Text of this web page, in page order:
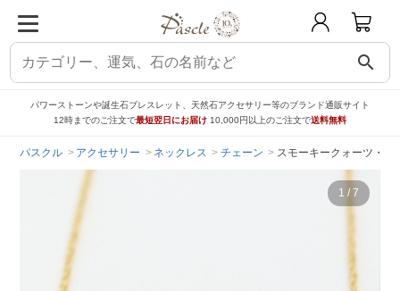
search
パワーストーンや誕生石ブレスレット、天然石アクセサリー等のブランド通販サイト
12時までのご注文で最短翌日にお届け 10,000円以上のご注文で送料無料
パスクル アクセサリー ネックレス チェーン スモーキークォーツ・ブ
1 /7